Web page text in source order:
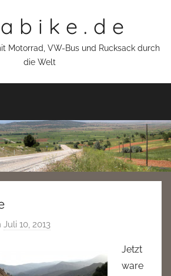
b i k e . d e
Motorrad, VW-Bus und Rucksack durch
die Welt
Juli 10, 2013
a
Jetzt
ware